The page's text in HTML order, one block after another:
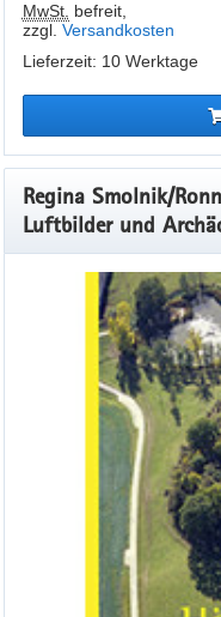
MwSt. befreit,
zzgl. Versandkosten
Lieferzeit: 10 Werktage
Regina Smolnik/
Luftbilder und